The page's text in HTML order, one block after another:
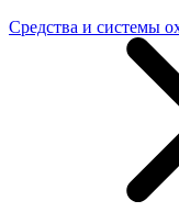
Средства и системы